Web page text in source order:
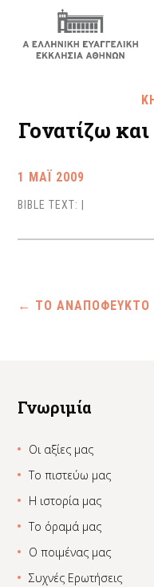
Γονατίζω
1 ΜΑΪ 2009
BIBLE TEXT:
← ΤΟ ΑΝΑΠΟΦΕΥΚΤΟ
Γνωριμία
Οι αξίες μας
Το πιστεύω μας
Η ιστορία μας
Το όραμά μας
Ο ποιμένας μας
Συχνές Ερωτήσεις